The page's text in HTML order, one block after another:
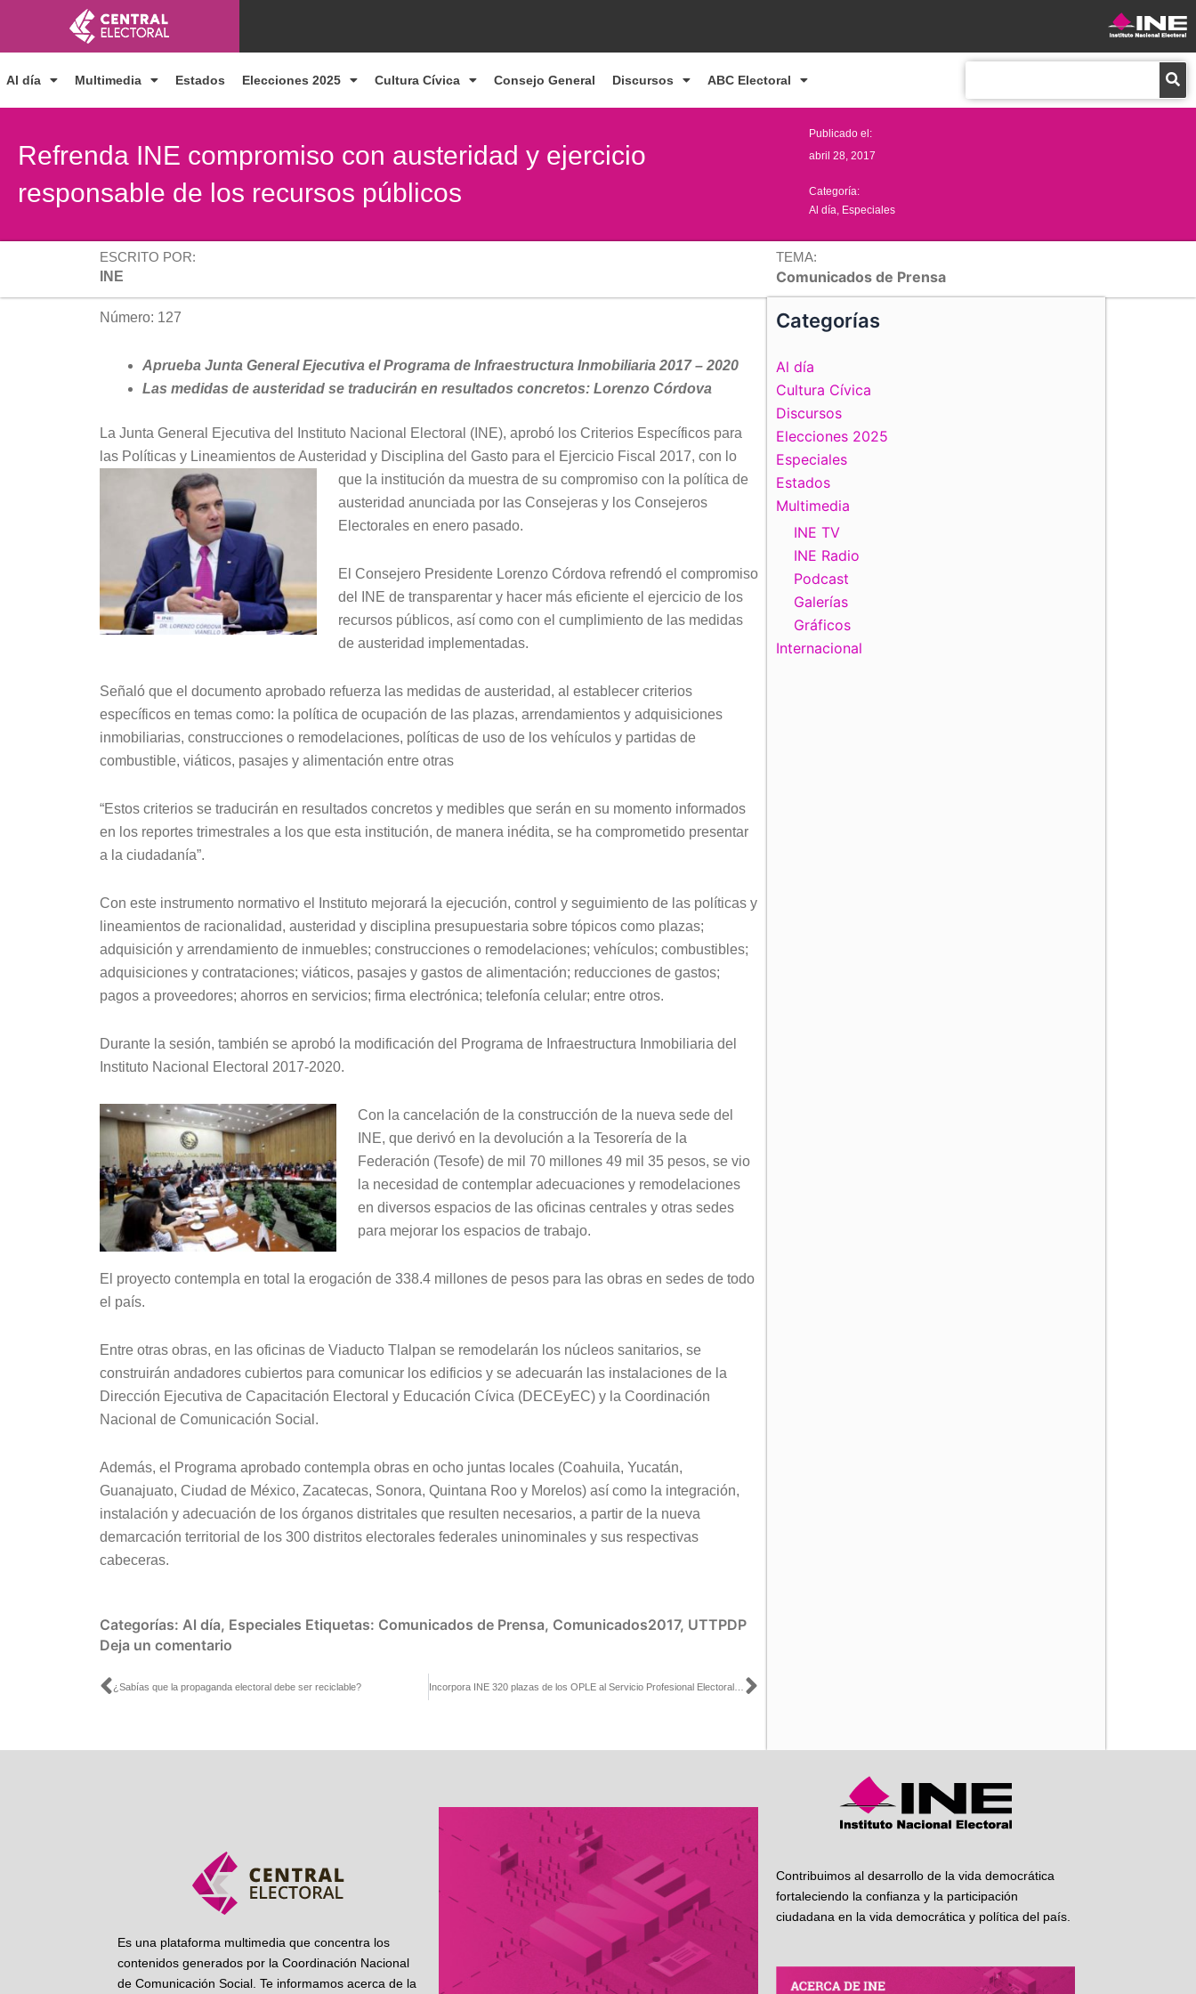
contenido
Al día Multimedia Estados Elecciones 2025 Cultura Cívica Consejo General Discursos ABC Electoral
Refrenda INE compromiso con austeridad y ejercicio
responsable de los recursos públicos
Publicado el:
abril 28, 2017
Categoría:
Al día Especiales
ESCRITO POR:
INE
TEMA:
Comunicados de Prensa
Número: 127
Aprueba Junta General Ejecutiva el Programa de Infraestructura Inmobiliaria 2017 – 2020
Las medidas de austeridad se traducirán en resultados concretos: Lorenzo Córdova
La Junta General Ejecutiva del Instituto Nacional Electoral (INE), aprobó los Criterios Específicos para
las Políticas y Lineamientos de Austeridad y Disciplina del Gasto para el Ejercicio Fiscal 2017, con lo
que la institución da muestra de su compromiso con la política de
austeridad anunciada por las Consejeras y los Consejeros
Electorales en enero pasado.
El Consejero Presidente Lorenzo Córdova refrendó el compromiso
del INE de transparentar y hacer más eficiente el ejercicio de los
recursos públicos, así como con el cumplimiento de las medidas
de austeridad implementadas.
Señaló que el documento aprobado refuerza las medidas de austeridad, al establecer criterios
específicos en temas como: la política de ocupación de las plazas, arrendamientos y adquisiciones
inmobiliarias, construcciones o remodelaciones, políticas de uso de los vehículos y partidas de
combustible, viáticos, pasajes y alimentación entre otras
“Estos criterios se traducirán en resultados concretos y medibles que serán en su momento informados
en los reportes trimestrales a los que esta institución, de manera inédita, se ha comprometido presentar
a la ciudadanía”.
Con este instrumento normativo el Instituto mejorará la ejecución, control y seguimiento de las políticas y
lineamientos de racionalidad, austeridad y disciplina presupuestaria sobre tópicos como plazas;
adquisición y arrendamiento de inmuebles; construcciones o remodelaciones; vehículos; combustibles;
adquisiciones y contrataciones; viáticos, pasajes y gastos de alimentación; reducciones de gastos;
pagos a proveedores; ahorros en servicios; firma electrónica; telefonía celular; entre otros.
Durante la sesión, también se aprobó la modificación del Programa de Infraestructura Inmobiliaria del
Instituto Nacional Electoral 2017-2020.
Con la cancelación de la construcción de la nueva sede del
INE, que derivó en la devolución a la Tesorería de la
Federación (Tesofe) de mil 70 millones 49 mil 35 pesos, se vio
la necesidad de contemplar adecuaciones y remodelaciones
en diversos espacios de las oficinas centrales y otras sedes
para mejorar los espacios de trabajo.
El proyecto contempla en total la erogación de 338.4 millones de pesos para las obras en sedes de todo
el país.
Entre otras obras, en las oficinas de Viaducto Tlalpan se remodelarán los núcleos sanitarios, se
construirán andadores cubiertos para comunicar los edificios y se adecuarán las instalaciones de la
Dirección Ejecutiva de Capacitación Electoral y Educación Cívica (DECEyEC) y la Coordinación
Nacional de Comunicación Social.
Además, el Programa aprobado contempla obras en ocho juntas locales (Coahuila, Yucatán,
Guanajuato, Ciudad de México, Zacatecas, Sonora, Quintana Roo y Morelos) así como la integración,
instalación y adecuación de los órganos distritales que resulten necesarios, a partir de la nueva
demarcación territorial de los 300 distritos electorales federales uninominales y sus respectivas
cabeceras.
Categorías: Al día, Especiales Etiquetas: Comunicados de Prensa, Comunicados2017, UTTPDP
Deja un comentario
Ant
¿Sabías que la propaganda electoral debe ser reciclable? Siguiente
Categorías
Al día
Cultura Cívica
Discursos
Elecciones 2025
Especiales
Estados
Multimedia
INE TV
INE Radio
Podcast
Galerías
Gráficos
Internacional
Es una plataforma multimedia que concentra los
contenidos generados por la Coordinación Nacional
de Comunicación Social. Te informamos acerca de la
Contribuimos al desarrollo de la vida democrática
fortaleciendo la confianza y la participación
ciudadana en la vida democrática y política del país.